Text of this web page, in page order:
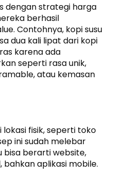
dengan strategi harga
berhasil
Contohnya, kopi susu
dua kali lipat dari kopi
karena ada
seperti rasa unik,
atau kemasan
fisik, seperti toko
ini sudah melebar
bisa berarti website,
aplikasi mobile.